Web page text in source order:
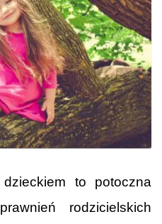
to potoczna
rodzicielskich